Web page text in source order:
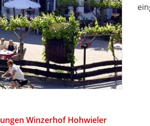
Winzerhof Hohwieler